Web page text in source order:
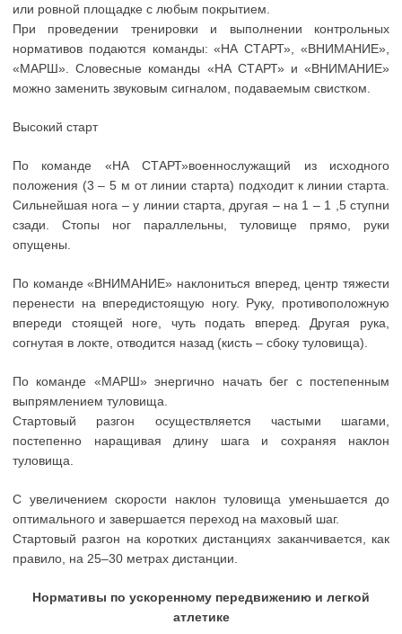
или ровной площадке с любым покрытием.
При проведении тренировки и выполнении контрольных
нормативов подаются команды: «НА СТАРТ», «ВНИМАНИЕ»,
«МАРШ». Словесные команды «НА СТАРТ» и «ВНИМАНИЕ»
можно заменить звуковым сигналом, подаваемым свистком.
Высокий старт
По команде «НА СТАРТ»военнослужащий из исходного
положения (3 – 5 м от линии старта) подходит к линии старта.
Сильнейшая нога – у линии старта, другая – на 1 – 1 ,5 ступни
сзади. Стопы ног параллельны, туловище прямо, руки
опущены.
По команде «ВНИМАНИЕ» наклониться вперед, центр тяжести
перенести на впередистоящую ногу. Руку, противоположную
впереди стоящей ноге, чуть подать вперед. Другая рука,
согнутая в локте, отводится назад (кисть – сбоку туловища).
По команде «МАРШ» энергично начать бег с постепенным
выпрямлением туловища.
Стартовый разгон осуществляется частыми шагами,
постепенно наращивая длину шага и сохраняя наклон
туловища.
С увеличением скорости наклон туловища уменьшается до
оптимального и завершается переход на маховый шаг.
Стартовый разгон на коротких дистанциях заканчивается, как
правило, на 25–30 метрах дистанции.
Нормативы по ускоренному передвижению и легкой
атлетике